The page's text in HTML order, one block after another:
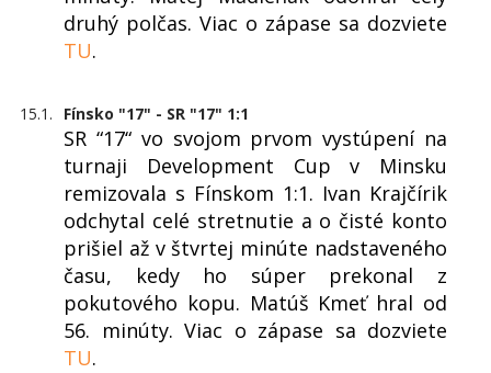
druhý polčas. Viac o zápase sa dozviete
TU.
15.1. Fínsko "17" - SR "17" 1:1
SR “17“ vo svojom prvom vystúpení na
turnaji Development Cup v Minsku
remizovala s Fínskom 1:1. Ivan Krajčírik
odchytal celé stretnutie a o čisté konto
prišiel až v štvrtej minúte nadstaveného
času, kedy ho súper prekonal z
pokutového kopu. Matúš Kmeť hral od
56. minúty. Viac o zápase sa dozviete
TU.